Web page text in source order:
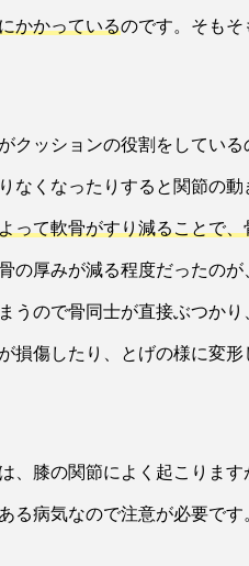
かかっているのです。そもそ
クッションの役割をしてい
なくなったりすると関節の
って軟骨がすり減ることで
の厚みが減る程度だったの
うので骨同士が直接ぶつか
損傷したり、とげの様に変形
、膝の関節によく起こりま
る病気なので注意が必要です